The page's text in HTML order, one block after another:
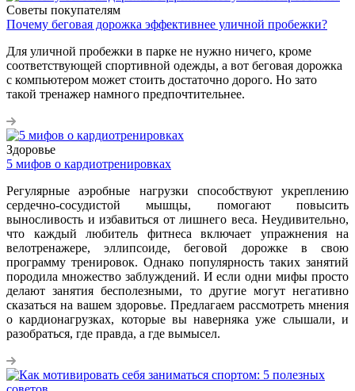
Советы покупателям
Почему беговая дорожка эффективнее уличной пробежки?
Для уличной пробежки в парке не нужно ничего, кроме
соответствующей спортивной одежды, а вот беговая дорожка
с компьютером может стоить достаточно дорого. Но зато
такой тренажер намного предпочтительнее.
Здоровье
5 мифов о кардиотренировках
Регулярные аэробные нагрузки способствуют укреплению
сердечно-сосудистой мышцы, помогают повысить
выносливость и избавиться от лишнего веса. Неудивительно,
что каждый любитель фитнеса включает упражнения на
велотренажере, эллипсоиде, беговой дорожке в свою
программу тренировок. Однако популярность таких занятий
породила множество заблуждений. И если одни мифы просто
делают занятия бесполезными, то другие могут негативно
сказаться на вашем здоровье. Предлагаем рассмотреть мнения
о кардионагрузках, которые вы наверняка уже слышали, и
разобраться, где правда, а где вымысел.